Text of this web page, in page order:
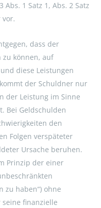
1 Satz 1, Abs. 2 Satz
vor.
dass der
zu können, auf
diese Leistungen
der Schuldner nur
der Leistung im Sinne
Bei Geldschulden
den
Folgen verspäteter
Ursache beruhen.
Prinzip der einer
zu haben“) ohne
finanzielle